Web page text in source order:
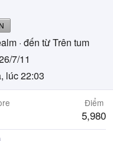
· đến từTrên tum
7/11
lúc 22:03
Điểm
5,980